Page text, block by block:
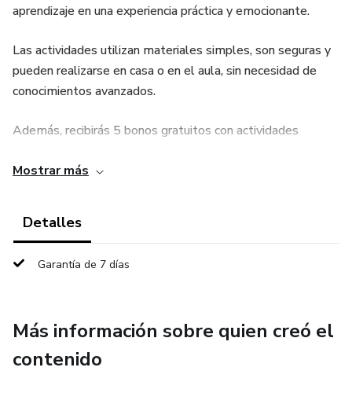
aprendizaje en una experiencia práctica y emocionante.
Las actividades utilizan materiales simples, son seguras y
pueden realizarse en casa o en el aula, sin necesidad de
conocimientos avanzados.
Además, recibirás 5 bonos gratuitos con actividades
creatividad y el aprendizaje de los niños.
digital y descargable.
Mostrar más
Detalles
Garantía de 7 días
Más información sobre quien creó el
contenido